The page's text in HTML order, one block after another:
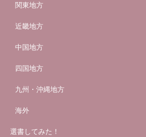
関東地方
近畿地方
中国地方
四国地方
九州・沖縄地方
海外
選書してみた！